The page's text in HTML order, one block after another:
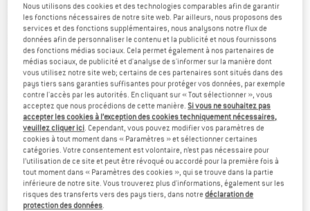
Nous utilisons des cookies et des technologies comparables afin de garantir
les fonctions nécessaires de notre site web. Par ailleurs, nous proposons des
services et des fonctions supplémentaires, nous analysons notre flux de
données afin de personnaliser le contenu et la publicité et nous fournissons
des fonctions médias sociaux. Cela permet également à nos partenaires de
médias sociaux, de publicité et d'analyse de s'informer sur la manière dont
vous utilisez notre site web; certains de ces partenaires sont situés dans des
pays tiers sans garanties suffisantes pour protéger vos données, par exemple
contre l'accès par les autorités. En cliquant sur « Tout sélectionner », vous
acceptez que nous procédions de cette manière.Si vous ne souhaitez pas
accepter les cookies à l’exception des cookies techniquement nécessaires,
veuillez cliquer ici. Cependant, vous pouvez modifier vos paramètres de
cookies à tout moment dans « Paramètres » et sélectionner certaines
catégories. Votre consentement est volontaire, n’est pas nécessaire pour
l’utilisation de ce site et peut être révoqué ou accordé pour la première fois à
tout moment dans « Paramètres des cookies », qui se trouve dans la partie
inférieure de notre site. Vous trouverez plus d'informations, également sur les
risques des transferts vers des pays tiers, dans notredéclaration de
protection des données.